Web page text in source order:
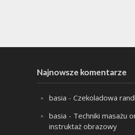
Najnowsze komentarze
basia - Czekoladowa
basia - Techniki masażu
instruktaż obrazowy